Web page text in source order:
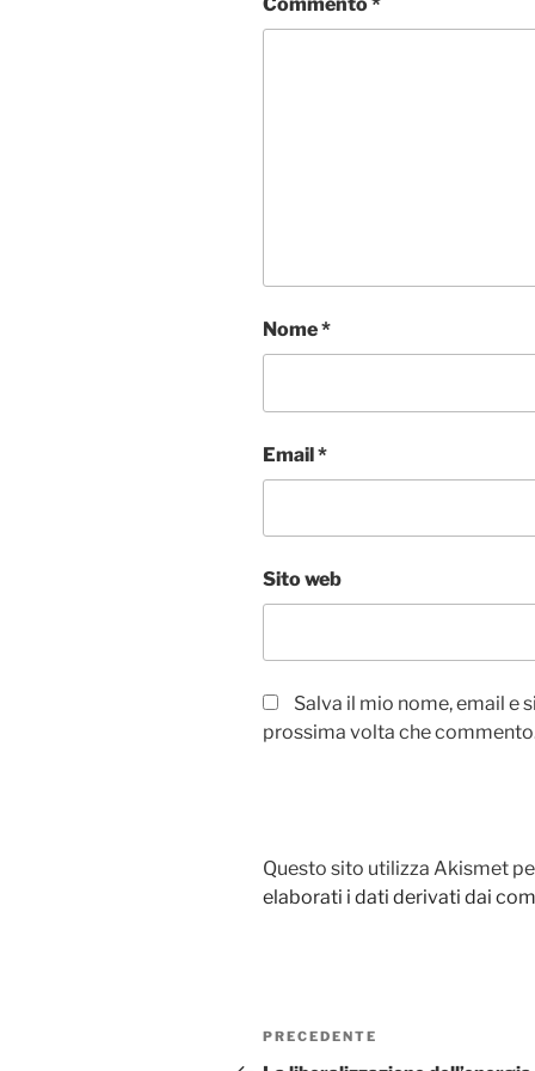
Nome*
Email*
Sito web
Salva il mio nome, email e
prossima volta che
Questo sito utilizza Akismet
elaborati i dati derivati dai
Navigazione
Articolo
PRECEDENTE